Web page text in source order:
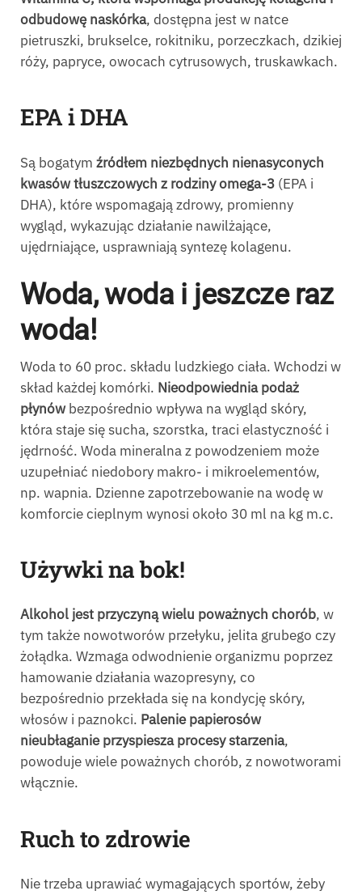
odbudowę naskórka, dostępna jest w natce
pietruszki, brukselce, rokitniku, porzeczkach, dzikiej
róży, papryce, owocach cytrusowych, truskawkach.
EPA i DHA
Są bogatym źródłem niezbędnych nienasyconych
kwasów tłuszczowych z rodziny omega-3 (EPA i
DHA), które wspomagają zdrowy, promienny
wygląd, wykazując działanie nawilżające,
ujędrniające, usprawniają syntezę kolagenu.
Woda, woda i jeszcze raz
woda!
Woda to 60 proc. składu ludzkiego ciała. Wchodzi w
skład każdej komórki. Nieodpowiednia podaż
płynówbezpośrednio wpływa na wygląd skóry,
która staje się sucha, szorstka, traci elastyczność i
jędrność. Woda mineralna z powodzeniem może
uzupełniać niedobory makro- i mikroelementów,
np. wapnia. Dzienne zapotrzebowanie na wodę w
komforcie cieplnym wynosi około 30 ml na kg m.c.
Używki na bok!
Alkohol jest przyczyną wielu poważnych chorób, w
tym także nowotworów przełyku, jelita grubego czy
żołądka. Wzmaga odwodnienie organizmu poprzez
hamowanie działania wazopresyny, co
bezpośrednio przekłada się na kondycję skóry,
włosów i paznokci. Palenie papierosów
nieubłaganie przyspiesza procesy starzenia,
powoduje wiele poważnych chorób, z nowotworami
włącznie.
Ruch to zdrowie
Nie trzeba uprawiać wymagających sportów, żeby